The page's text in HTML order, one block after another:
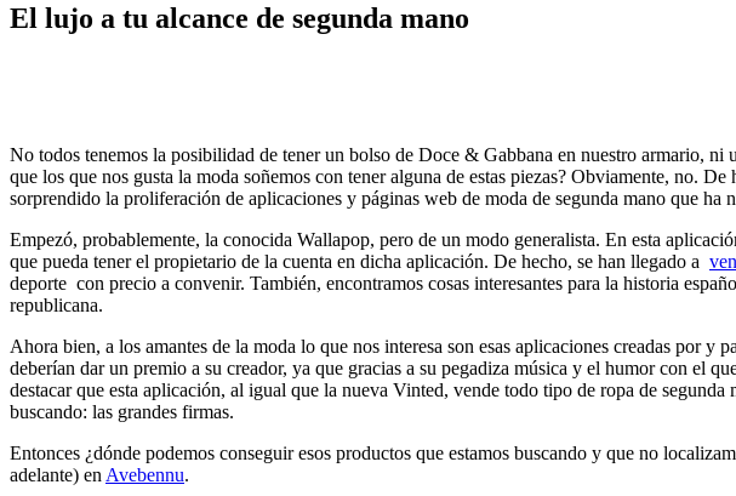
El lujo a tu alcance de segunda mano
No todos tenemos la posibilidad de tener un bolso de Doce & Gabbana en nuestro armario,
que los que nos gusta la moda soñemos con tener alguna de estas piezas? Obviamente, no.
sorprendido la proliferación de aplicaciones y páginas web de moda de segunda mano que ha
Empezó, probablemente, la conocida Wallapop, pero de un modo generalista. En esta
que pueda tener el propietario de la cuenta en dicha aplicación. De hecho, se han llegado a
deporte con precio a convenir. También, encontramos cosas interesantes para la historia
republicana.
Ahora bien, a los amantes de la moda lo que nos interesa son esas aplicaciones creadas por
deberían dar un premio a su creador, ya que gracias a su pegadiza música y el humor con el
destacar que esta aplicación, al igual que la nueva Vinted, vende todo tipo de ropa de
buscando: las grandes firmas.
Entonces ¿dónde podemos conseguir esos productos que estamos buscando y que no
adelante) en Avebennu.